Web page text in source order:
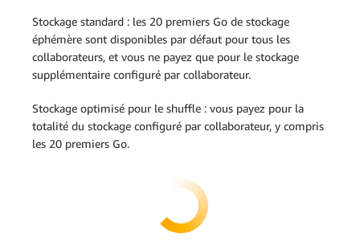
Stockage standard : les 20 premiers Go de stockage
éphémère sont disponibles par défaut pour tous les
collaborateurs, et vous ne payez que pour le stockage
supplémentaire configuré par collaborateur.
Stockage optimisé pour le shuffle : vous payez pour la
totalité du stockage configuré par collaborateur, y compris
les 20 premiers Go.